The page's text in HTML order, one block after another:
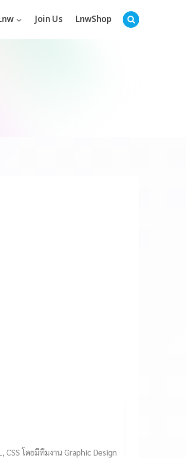
Join Us LnwShop
โดยมีทีมงาน Graphic Design